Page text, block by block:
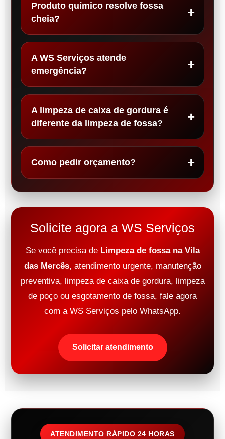
Produto químico resolve fossa
cheia?
A WS Serviços atende
emergência?
A limpeza de caixa de gordura é
diferente da limpeza de fossa?
Como pedir orçamento?
Solicite agora a WS Serviços
Se você precisa de Limpeza de fossa na Vila
das Mercês, atendimento urgente, manutenção
preventiva, limpeza de caixa de gordura, limpeza
de poço ou esgotamento de fossa, fale agora
com a WS Serviços pelo WhatsApp.
Solicitar atendimento
ATENDIMENTO RÁPIDO 24 HORAS